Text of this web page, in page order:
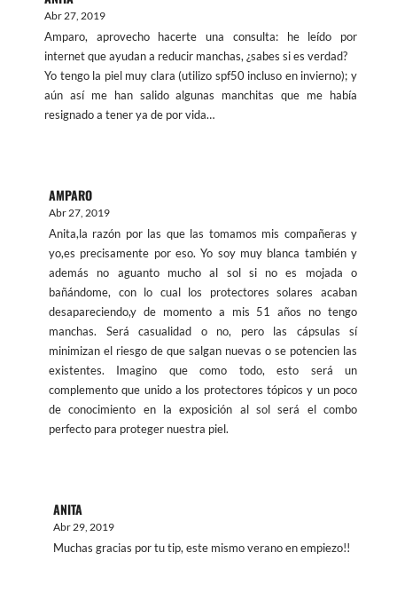
Abr 27, 2019
Amparo, aprovecho hacerte una consulta: he leído por
internet que ayudan a reducir manchas, ¿sabes si es verdad?
Yo tengo la piel muy clara (utilizo spf50 incluso en invierno); y
aún así me han salido algunas manchitas que me había
resignado a tener ya de por vida…
AMPARO
Abr 27, 2019
Anita,la razón por las que las tomamos mis compañeras y
yo,es precisamente por eso. Yo soy muy blanca también y
además no aguanto mucho al sol si no es mojada o
bañándome, con lo cual los protectores solares acaban
desapareciendo,y de momento a mis 51 años no tengo
manchas. Será casualidad o no, pero las cápsulas sí
minimizan el riesgo de que salgan nuevas o se potencien las
existentes. Imagino que como todo, esto será un
complemento que unido a los protectores tópicos y un poco
de conocimiento en la exposición al sol será el combo
perfecto para proteger nuestra piel.
ANITA
Abr 29, 2019
Muchas gracias por tu tip, este mismo verano en empiezo!!